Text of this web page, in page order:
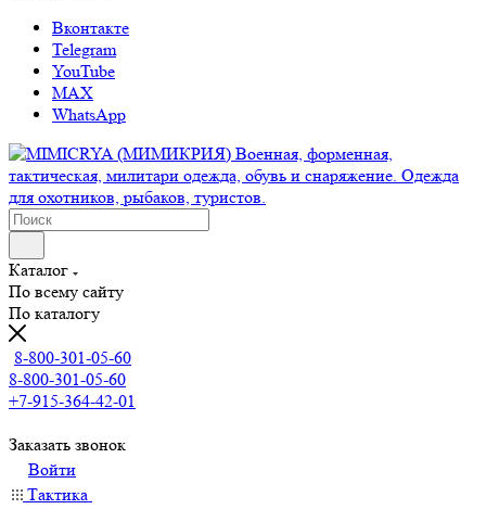
Вконтакте
Telegram
YouTube
MAX
WhatsApp
Каталог
По всему сайту
По каталогу
8-800-301-05-60
8-800-301-05-60
+7-915-364-42-01
Заказать звонок
Войти
Тактика